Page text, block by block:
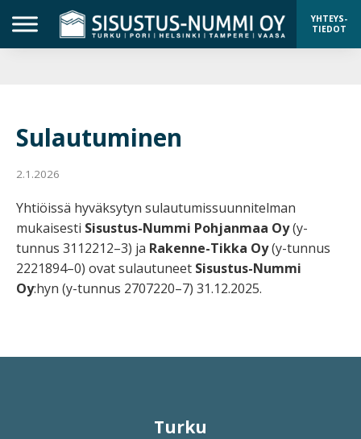
YHTEYS-
TIEDOT
Sulautuminen
2.1.2026
Yhtiöissä hyväksytyn sulautumissuunnitelman
mukaisesti Sisustus-Nummi Pohjanmaa Oy(y-
tunnus 3112212–3) ja Rakenne-Tikka Oy(y-tunnus
2221894–0) ovat sulautuneet Sisustus-Nummi
Oy:hyn (y-tunnus 2707220–7) 31.12.2025.
Turku